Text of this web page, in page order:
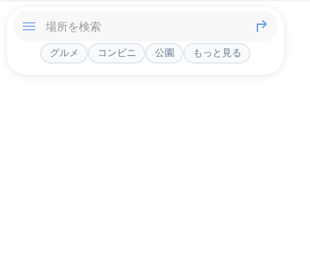
グルメ コンビニ 公園 もっと見る